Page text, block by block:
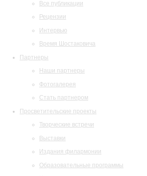
Все публикации
Рецензии
Интервью
Время Шостаковича
Партнеры
Наши партнеры
Фотогалерея
Стать партнером
Просветительские проекты
Творческие встречи
Выставки
Издания филармонии
Образовательные программы